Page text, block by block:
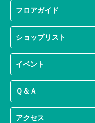
フロアガイド
ショップリスト
イベント
Ｑ＆Ａ
アクセス